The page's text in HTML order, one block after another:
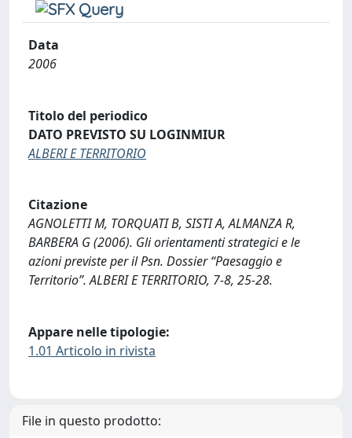
Data
2006
Titolo del periodico
DATO PREVISTO SU LOGINMIUR
ALBERI E TERRITORIO
Citazione
AGNOLETTI M, TORQUATI B, SISTI A, ALMANZA R,
BARBERA G (2006). Gli orientamenti strategici e le
azioni previste per il Psn. Dossier “Paesaggio e
Territorio”. ALBERI E TERRITORIO, 7-8, 25-28.
Appare nelle tipologie:
1.01 Articolo in rivista
File in questo prodotto: